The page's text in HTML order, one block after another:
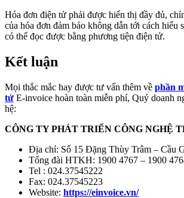
Hóa đơn điện tử phải được hiển thị đầy đủ,
của hóa đơn đảm bảo không dẫn tới cách hiểu
có thể đọc được bằng phương tiện điện tử.
Kết luận
Mọi thắc mắc hay được tư vấn thêm về phần
tử E-invoice hoàn toàn miễn phí, Quý doanh
hệ:
CÔNG TY PHÁT TRIỂN CÔNG NGHỆ
Địa chỉ: Số 15 Đặng Thùy Trâm – Cầu
Tổng đài HTKH: 1900 4767 – 1900
Tel : 024.37545222
Fax: 024.37545223
Website: https://einvoice.vn/